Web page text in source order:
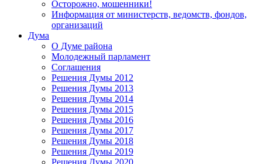
Осторожно, мошенники!
Информация от министерств, ведомств, фондов,
организаций
Дума
О Думе района
Молодежный парламент
Соглашения
Решения Думы 2012
Решения Думы 2013
Решения Думы 2014
Решения Думы 2015
Решения Думы 2016
Решения Думы 2017
Решения Думы 2018
Решения Думы 2019
Решения Думы 2020